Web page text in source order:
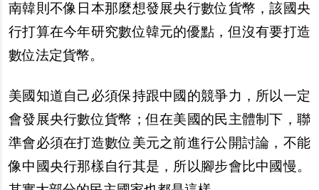
南韓則不像日本那麼想發展央行數位貨幣，該國央
行打算在今年研究數位韓元的優點，但沒有要打造
數位法定貨幣。
美國知道自己必須保持跟中國的競爭力，所以一定
會發展央行數位貨幣；但在美國的民主體制下，聯
準會必須在打造數位美元之前進行公開討論，不能
像中國央行那樣自行其是，所以腳步會比中國慢。